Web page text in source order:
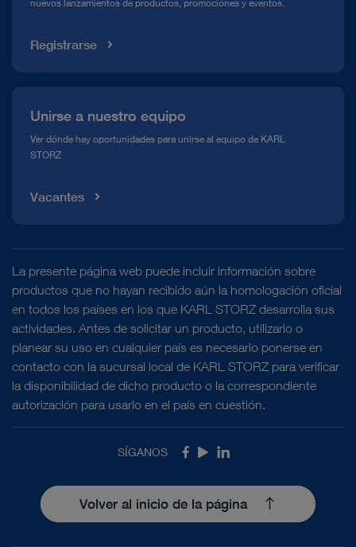
Mediateca
nuevos lanzamientos de productos, promociones y eventos.
Registrarse
Unirse a nuestro equipo
Ver dónde hay oportunidades para unirse al equipo de KARL
STORZ
Vacantes
La presente página web puede incluir información sobre
productos que no hayan recibido aún la homologación oficial
en todos los países en los que KARL STORZ desarrolla sus
actividades. Antes de solicitar un producto, utilizarlo o
planear su uso en cualquier país es necesario ponerse en
contacto con la sucursal local de KARL STORZ para verificar
la disponibilidad de dicho producto o la correspondiente
autorización para usarlo en el país en cuestión.
SÍGANOS Facebook
YoutubeLinkedIn
Volver al inicio de la página